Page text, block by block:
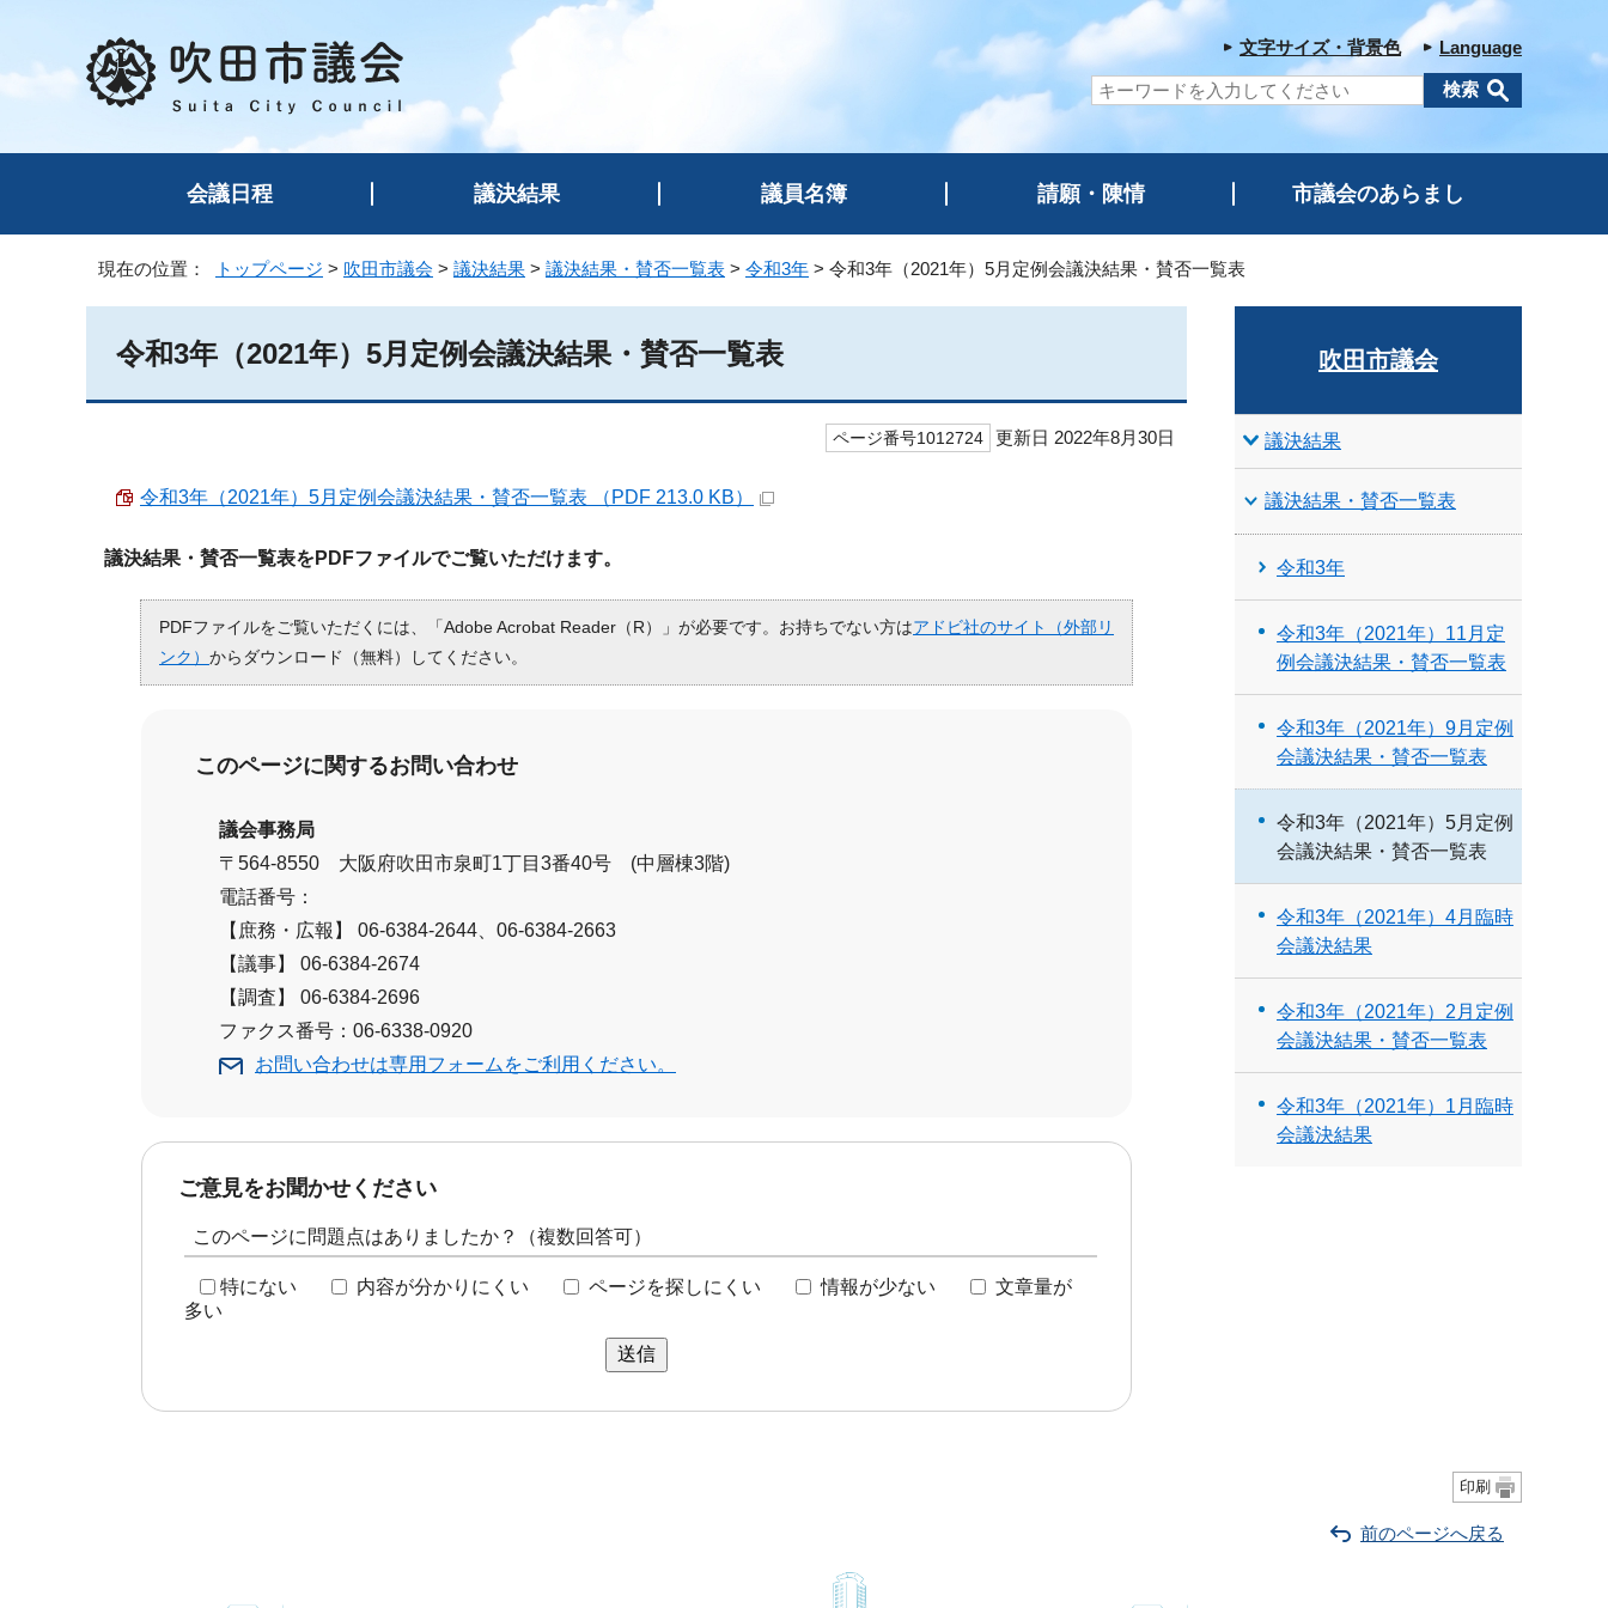
文字サイズ・背景色 Language
会議日程 議決結果 議員名簿 請願・陳情 市議会のあらまし
現在の位置： トップページ > 吹田市議会 > 議決結果 > 議決結果・賛否一覧表 > 令和3年 > 令和3年（2021年）5月定例会議決結果・賛否一覧表
令和3年（2021年）5月定例会議決結果・賛否一覧表
ページ番号1012724 更新日 2022年8月30日
令和3年（2021年）5月定例会議決結果・賛否一覧表 （PDF 213.0 KB）
議決結果・賛否一覧表をPDFファイルでご覧いただけます。
PDFファイルをご覧いただくには、「Adobe Acrobat Reader（R）」が必要です。お持ちでない方はアドビ社のサイト（外部リ
ンク） からダウンロード（無料）してください。
このページに関するお問い合わせ
議会事務局
〒564-8550 大阪府吹田市泉町1丁目3番40号 (中層棟3階)
電話番号：
【庶務・広報】 06-6384-2644、06-6384-2663
【議事】 06-6384-2674
【調査】 06-6384-2696
ファクス番号：06-6338-0920
お問い合わせは専用フォームをご利用ください。
ご意見をお聞かせください
このページに問題点はありましたか？（複数回答可）
特にない 内容が分かりにくい ページを探しにくい 情報が少ない
文章量が
多い
送信
吹田市議会
議決結果
議決結果・賛否一覧表
令和3年
令和3年（2021年）11月定
例会議決結果・賛否一覧表
令和3年（2021年）9月定例
会議決結果・賛否一覧表
令和3年（2021年）5月定例
会議決結果・賛否一覧表
令和3年（2021年）4月臨時
会議決結果
令和3年（2021年）2月定例
会議決結果・賛否一覧表
令和3年（2021年）1月臨時
会議決結果
印刷
前のページへ戻る